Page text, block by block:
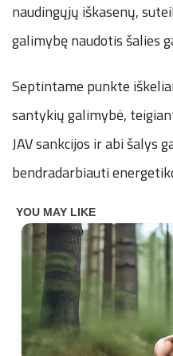
naudingųjų iškasenų,
galimybę naudotis šalies
Septintame punkte
santykių galimybė,
JAV sankcijos ir abi šalys
bendradarbiauti